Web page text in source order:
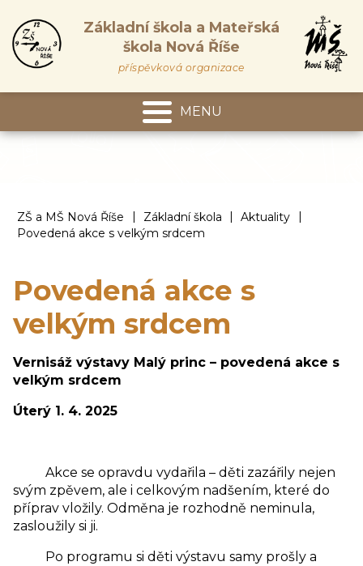
Základní škola a Mateřská
škola Nová Říše
příspěvková organizace
MENU
ZŠ a MŠ Nová Říše | Základní škola | Aktuality
|
Povedená akce s velkým srdcem
Povedená akce s
velkým srdcem
Vernisáž výstavy Malý princ – povedená akce s
velkým srdcem
Úterý 1. 4. 2025
Akce se opravdu vydařila – děti zazářily nejen
svým zpěvem, ale i celkovým nadšením, které do
příprav vložily. Odměna je rozhodně neminula,
zasloužily si ji.
Po programu si děti výstavu samy prošly a